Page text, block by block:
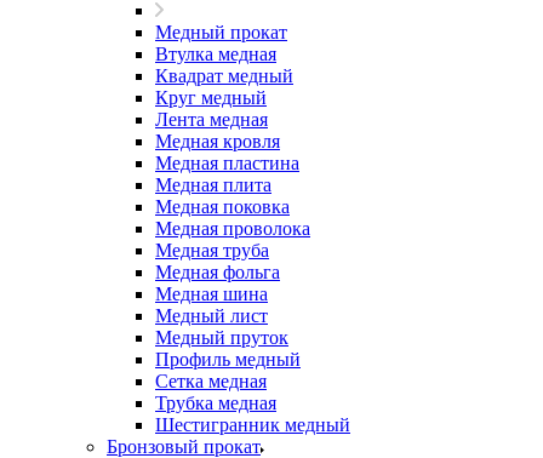
Медный прокат
Втулка медная
Квадрат медный
Круг медный
Лента медная
Медная кровля
Медная пластина
Медная плита
Медная поковка
Медная проволока
Медная труба
Медная фольга
Медная шина
Медный лист
Медный пруток
Профиль медный
Сетка медная
Трубка медная
Шестигранник медный
Бронзовый прокат